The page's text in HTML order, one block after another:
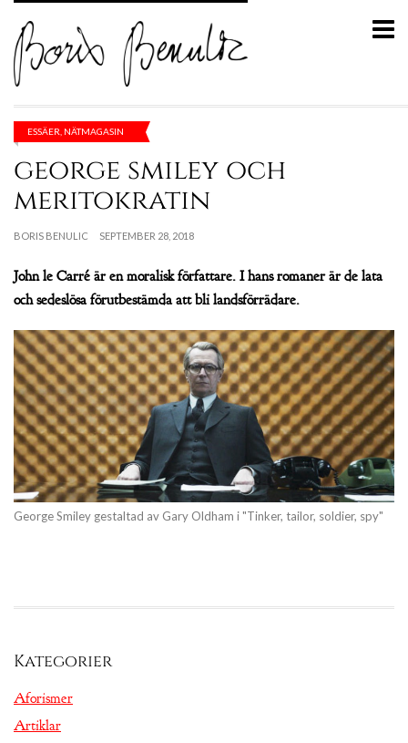
ESSÄER NÄTMAGASIN
george smiley och
meritokratin
BORIS BENULIC SEPTEMBER 28, 2018
John le Carré är en moralisk författare. I hans romaner är de lata
och sedeslösa förutbestämda att bli landsförrädare.
George Smiley gestaltad av Gary Oldham i "Tinker, tailor, soldier, spy"
Kategorier
Aforismer
Artiklar